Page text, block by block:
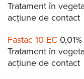
Tratament în
acțiune de contact
Fastac 10 EC 0,01%
Tratament în
acțiune de contact